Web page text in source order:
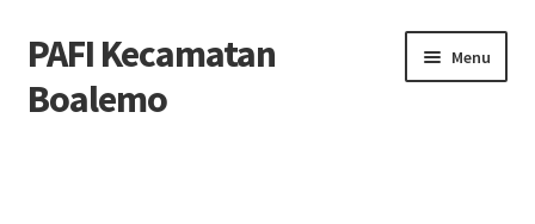
Skip
to
navigation
Skip
to
content
PAFI Kecamatan
Boalemo
Menu